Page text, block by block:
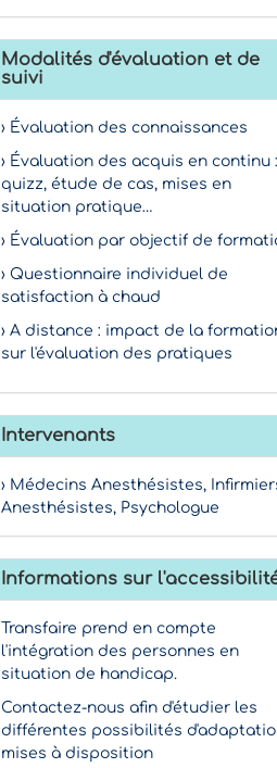
Modalités d'évaluation et de
suivi
› Évaluation des connaissances
› Évaluation des acquis en continu :
quizz, étude de cas, mises en
situation pratique…
› Évaluation par objectif de
› Questionnaire individuel de
satisfaction à chaud
› A distance : impact de la
sur l'évaluation des pratiques
Intervenants
› Médecins Anesthésistes,
Anesthésistes, Psychologue
Informations sur
Transfaire prend en compte
l'intégration des personnes en
situation de handicap.
Contactez-nous afin d'étudier les
différentes possibilités
mises à disposition